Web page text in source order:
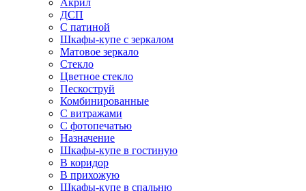
Акрил
ДСП
С патиной
Шкафы-купе с зеркалом
Матовое зеркало
Стекло
Цветное стекло
Пескоструй
Комбинированные
С витражами
С фотопечатью
Назначение
Шкафы-купе в гостиную
В коридор
В прихожую
Шкафы-купе в спальню